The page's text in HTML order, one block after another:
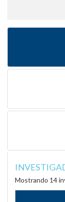
Mostrando 14